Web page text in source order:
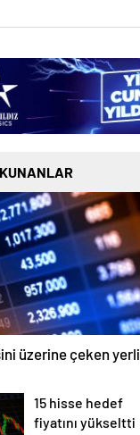
üzerine çeken yerli
15 hisse hedef
fiyatını yükseltti